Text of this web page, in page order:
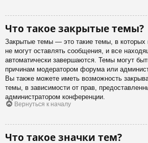
Что такое закрытые темы?
Закрытые темы — это такие темы, в которых
не могут оставлять сообщения, и все
автоматически завершаются. Темы могут
причинам модератором форума или
Вы также можете иметь возможность
темы, в зависимости от прав,
администратором конференции.
Вернуться к началу
Что такое значки тем?